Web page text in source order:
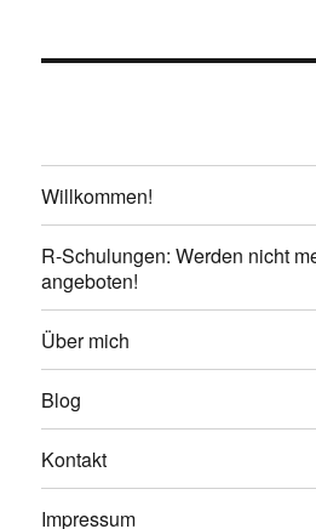
Willkommen!
R-Schulungen: Werden nicht
angeboten!
Über mich
Blog
Kontakt
Impressum